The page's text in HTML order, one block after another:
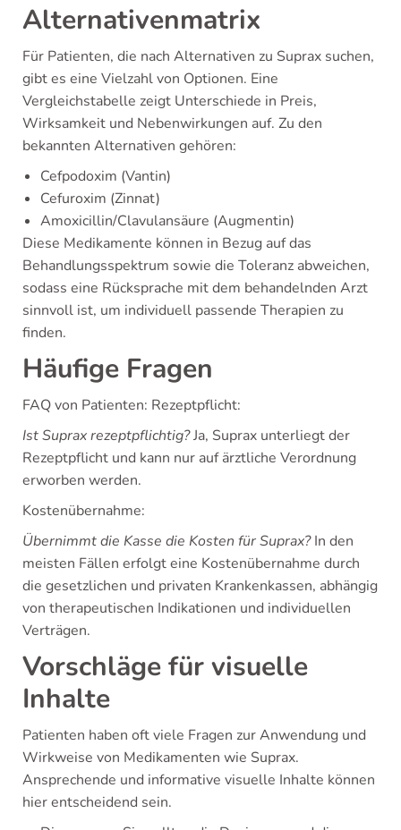
Alternativenmatrix
Für Patienten, die nach Alternativen zu Suprax suchen,
gibt es eine Vielzahl von Optionen. Eine
Vergleichstabelle zeigt Unterschiede in Preis,
Wirksamkeit und Nebenwirkungen auf. Zu den
bekannten Alternativen gehören:
Cefpodoxim (Vantin)
Cefuroxim (Zinnat)
Amoxicillin/Clavulansäure (Augmentin)
Diese Medikamente können in Bezug auf das
Behandlungsspektrum sowie die Toleranz abweichen,
sodass eine Rücksprache mit dem behandelnden Arzt
sinnvoll ist, um individuell passende Therapien zu
finden.
Häufige Fragen
FAQ von Patienten: Rezeptpflicht:
Ist Suprax rezeptpflichtig?Ja, Suprax unterliegt der
Rezeptpflicht und kann nur auf ärztliche Verordnung
erworben werden.
Kostenübernahme:
Übernimmt die Kasse die Kosten für Suprax?In den
meisten Fällen erfolgt eine Kostenübernahme durch
die gesetzlichen und privaten Krankenkassen, abhängig
von therapeutischen Indikationen und individuellen
Verträgen.
Vorschläge für visuelle
Inhalte
Patienten haben oft viele Fragen zur Anwendung und
Wirkweise von Medikamenten wie Suprax.
Ansprechende und informative visuelle Inhalte können
hier entscheidend sein.